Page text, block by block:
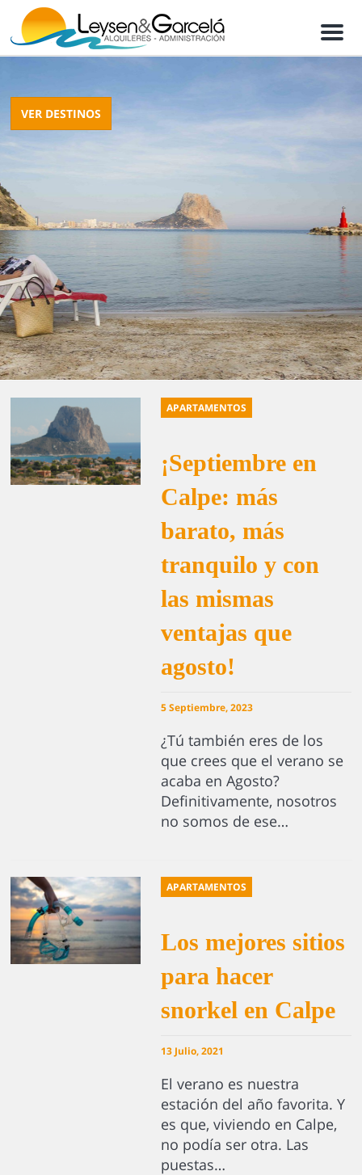
M
n
VER DESTINOS
APARTAMENTOS
¡Septiembre en
Calpe: más
barato, más
tranquilo y con
las mismas
ventajas que
agosto!
5 Septiembre, 2023
¿Tú también eres de los
que crees que el verano se
acaba en Agosto?
Definitivamente, nosotros
no somos de ese…
APARTAMENTOS
Los mejores sitios
para hacer
snorkel en Calpe
13 Julio, 2021
El verano es nuestra
estación del año favorita. Y
es que, viviendo en Calpe,
no podía ser otra. Las
puestas…